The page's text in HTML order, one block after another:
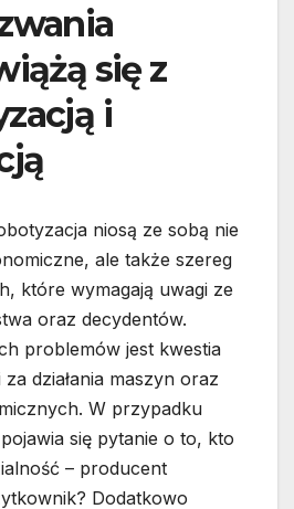
się z
i
niosą ze sobą nie
ale także szereg
które wymagają uwagi ze
oraz decydentów.
problemów jest kwestia
działania maszyn oraz
W przypadku
się pytanie o to, kto
– producent
Dodatkowo